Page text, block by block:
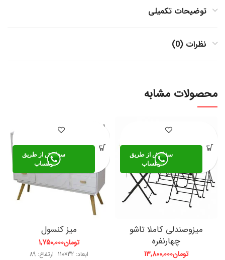
توضیحات تکمیلی
نظرات (0)
محصولات مشابه
میزوصندلی کاملا تاشو
چهارنفره
تومان13,800,000
سفارش از طریق
واتساپ
فروخته
میز کنسول
تومان1,750,000
ابعاد: 32×110 ارتفاع: 89
سفارش از طریق
واتساپ